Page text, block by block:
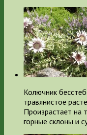
Колючник
травянистое
Произрастает на
горные склоны и